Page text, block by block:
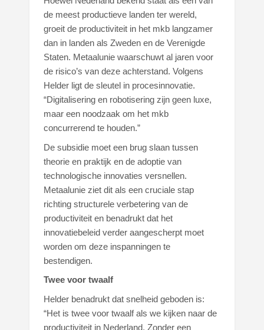
de meest productieve landen ter wereld,
groeit de productiviteit in het mkb langzamer
dan in landen als Zweden en de Verenigde
Staten. Metaalunie waarschuwt al jaren voor
de risico’s van deze achterstand. Volgens
Helder ligt de sleutel in procesinnovatie.
“Digitalisering en robotisering zijn geen luxe,
maar een noodzaak om het mkb
concurrerend te houden.”
De subsidie moet een brug slaan tussen
theorie en praktijk en de adoptie van
technologische innovaties versnellen.
Metaalunie ziet dit als een cruciale stap
richting structurele verbetering van de
productiviteit en benadrukt dat het
innovatiebeleid verder aangescherpt moet
worden om deze inspanningen te
bestendigen.
Twee voor twaalf
Helder benadrukt dat snelheid geboden is:
“Het is twee voor twaalf als we kijken naar de
productiviteit in Nederland. Zonder een